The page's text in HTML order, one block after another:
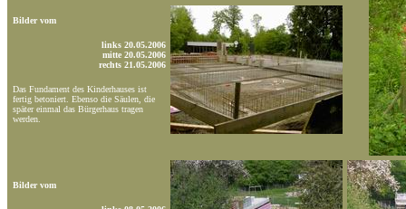
Bilder vom
links 20.05.2006
mitte 20.05.2006
rechts 21.05.2006
Das Fundament des Kinderhauses ist
fertig betoniert. Ebenso die Säulen, die
später einmal das Bürgerhaus tragen
werden.
Bilder vom